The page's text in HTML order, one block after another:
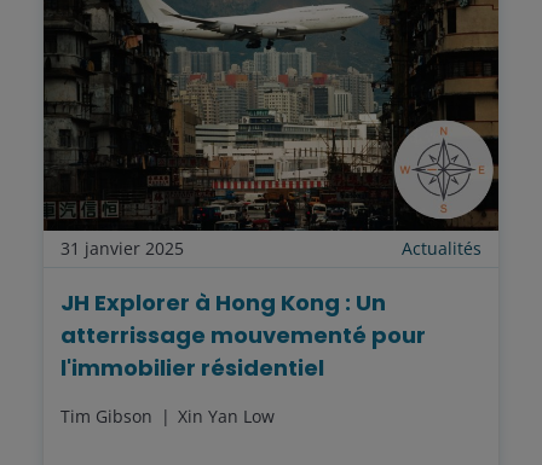
31 janvier 2025 Actualités
JH Explorer à Hong Kong : Un
atterrissage mouvementé pour
l'immobilier résidentiel
Tim Gibson Xin Yan Low